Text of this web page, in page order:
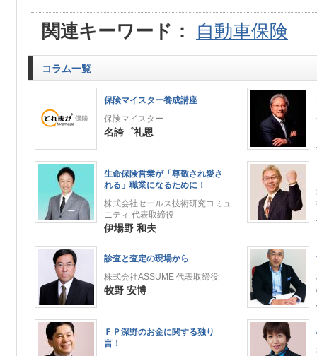
関連キーワード： 自動車保険
コラム一覧
保険マイスター養成講座
保険マイスター
名誇゜礼恩
生命保険営業が「尊敬され愛さ
れる」職業になるために！
株式会社セールス技術研究コミュ
ニティ 代表取締役
伊場野 和夫
診査と査定の現場から
株式会社ASSUME 代表取締役
牧野 安博
ＦＰ深野のお金に関する独り
言！